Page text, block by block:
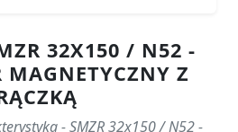
32X150 / N52 -
MAGNETYCZNY Z
- SMZR 32x150 / N52 -